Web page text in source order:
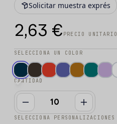
Solicitar muestra exprés
2,63 € PRECIO UNITARIO
SELECCIONA UN COLOR
CANTIDAD
SELECCIONA PERSONALIZACIONES